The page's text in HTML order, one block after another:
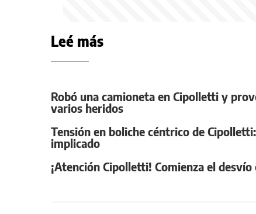
Leé más
Robó una camioneta en Cipolletti y
varios heridos
Tensión en boliche céntrico de
implicado
¡Atención Cipolletti! Comienza el